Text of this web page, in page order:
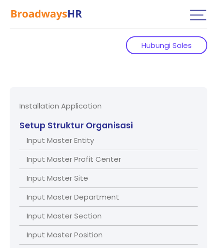
Hubungi Sales
Installation Application
Setup Struktur Organisasi
Input Master Entity
Input Master Profit Center
Input Master Site
Input Master Department
Input Master Section
Input Master Position